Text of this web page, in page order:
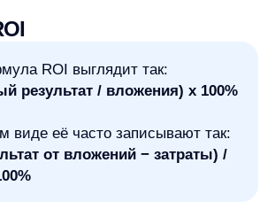
и не объяснить это
тоже исказит картину.
нужно зафиксировать два
результатом и какие